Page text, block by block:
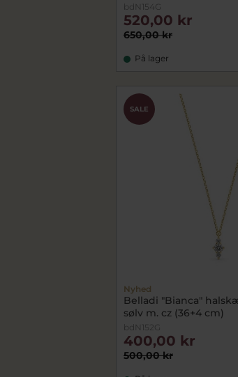
bdN154G
650,00 kr
520,00 kr
På lager
SALE
Nyhed
Belladi "Bianca"
sølv m. cz (36+4 cm)
bdN152G
500,00 kr
400,00 kr